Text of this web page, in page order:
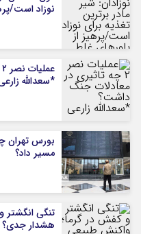
نوزاد است/
*سعدالله
بورس تهران
مسیر داد؟
تنگی انگشتر
هشدار جدی؟